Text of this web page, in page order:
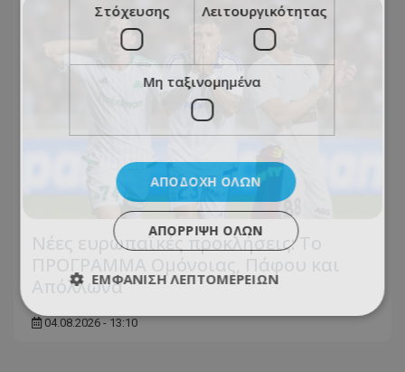
Νέες ευρωπαϊκές προκλήσεις: Το
Απόλλωνα
04.08.2026 - 13:10
Στόχευσης Λειτουργικότητας
Μη ταξινομημένα
ΑΠΟΔΟΧΉ ΌΛΩΝ
ΑΠΌΡΡΙΨΗ ΌΛΩΝ
ΕΜΦΆΝΙΣΗ ΛΕΠΤΟΜΕΡΕΙΏΝ